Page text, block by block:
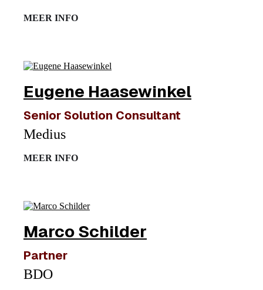
MEER INFO
Eugene Haasewinkel
Senior Solution Consultant
Medius
MEER INFO
Marco Schilder
Partner
BDO